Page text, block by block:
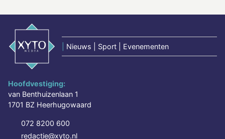
Nieuws | Sport | Evenementen
Hoofdvestiging:
van Benthuizenlaan 1
1701 BZ Heerhugowaard
072 8200 600
redactie@xyto.nl